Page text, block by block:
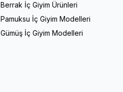
Berrak İç Giyim Ürünleri
Pamuksu İç Giyim Modelleri
Gümüş İç Giyim Modelleri